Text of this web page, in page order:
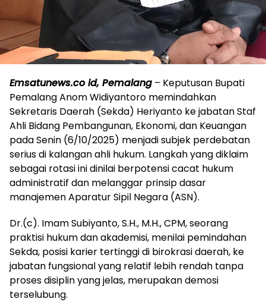
Emsatunews.co id, Pemalang – Keputusan Bupati
Pemalang Anom Widiyantoro memindahkan
Sekretaris Daerah (Sekda) Heriyanto ke jabatan Staf
Ahli Bidang Pembangunan, Ekonomi, dan Keuangan
pada Senin (6/10/2025) menjadi subjek perdebatan
serius di kalangan ahli hukum. Langkah yang diklaim
sebagai rotasi ini dinilai berpotensi cacat hukum
administratif dan melanggar prinsip dasar
manajemen Aparatur Sipil Negara (ASN).
Dr.(c). Imam Subiyanto, S.H., M.H., CPM, seorang
praktisi hukum dan akademisi, menilai pemindahan
Sekda, posisi karier tertinggi di birokrasi daerah, ke
jabatan fungsional yang relatif lebih rendah tanpa
proses disiplin yang jelas, merupakan demosi
terselubung.